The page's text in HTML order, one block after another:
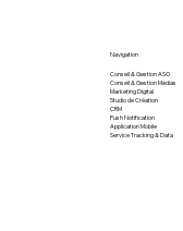
Navigation
Conseil & Gestion ASO
Conseil & Gestion Médias
Marketing Digital
Studio de Création
CRM
Push Notification
Application Mobile
Service Tracking & Data